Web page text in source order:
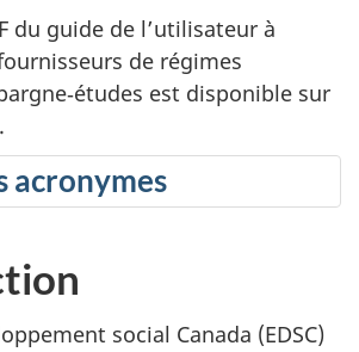
du guide de l’utilisateur à
de régimes
est disponible sur
.
acronymes
social Canada (EDSC)